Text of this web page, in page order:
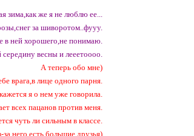
зима,как же я не люблю ее...
за шиворотом..фууу.
в ней хорошего,не понимаю.
весны и лееетоооо.
А теперь обо мне)
врага,в лице одного парня.
я о нем уже говорила.
всех пацанов против меня.
чуть ли сильным в классе.
за него есть большие друзья)